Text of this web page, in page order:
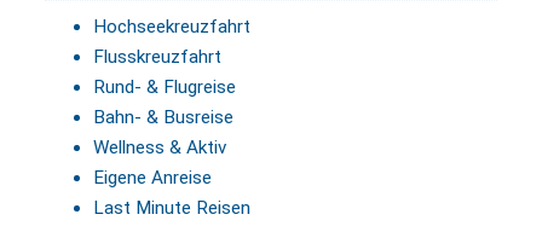
Hochseekreuzfahrt
Flusskreuzfahrt
Rund- & Flugreise
Bahn- & Busreise
Wellness & Aktiv
Eigene Anreise
Last Minute Reisen